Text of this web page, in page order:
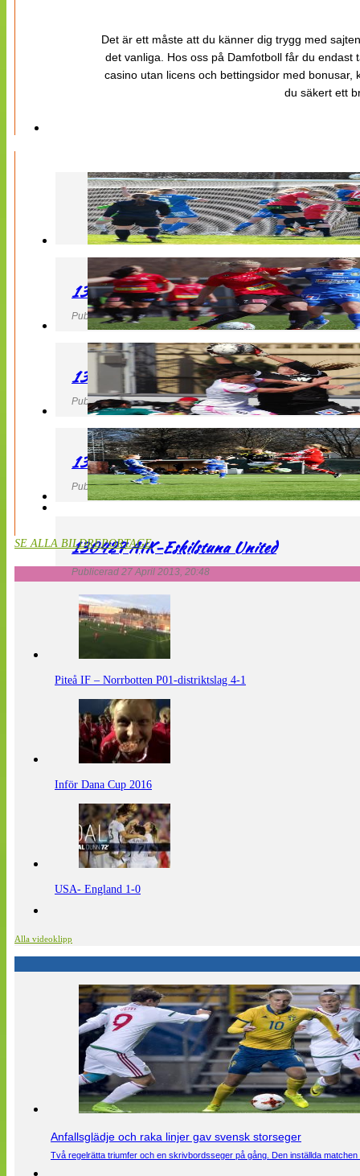
Det är ett måste att du känner dig trygg med
det vanliga. Hos oss på Damfotboll får du
casino utan licens och bettingsidor med
du säkert ett
130427 LB 07 – QBIK
Publicerad 27 April 2013, 22:40
130427 IF Limhamn Bunkeflo – QBIK
Publicerad 27 April 2013, 21:10
130427 LdB FC Malmö – Mallbackens IF
Publicerad 27 April 2013, 20:54
130427 AIK-Eskilstuna United
Publicerad 27 April 2013, 20:48
SE ALLA BILDREPORTAGE
Piteå IF – Norrbotten P01-distriktslag 4-1
Inför Dana Cup 2016
USA- England 1-0
Alla videoklipp
Anfallsglädje och raka linjer gav svensk storseger
Två regelrätta triumfer och en skrivbordsseger på gång. Den inställda